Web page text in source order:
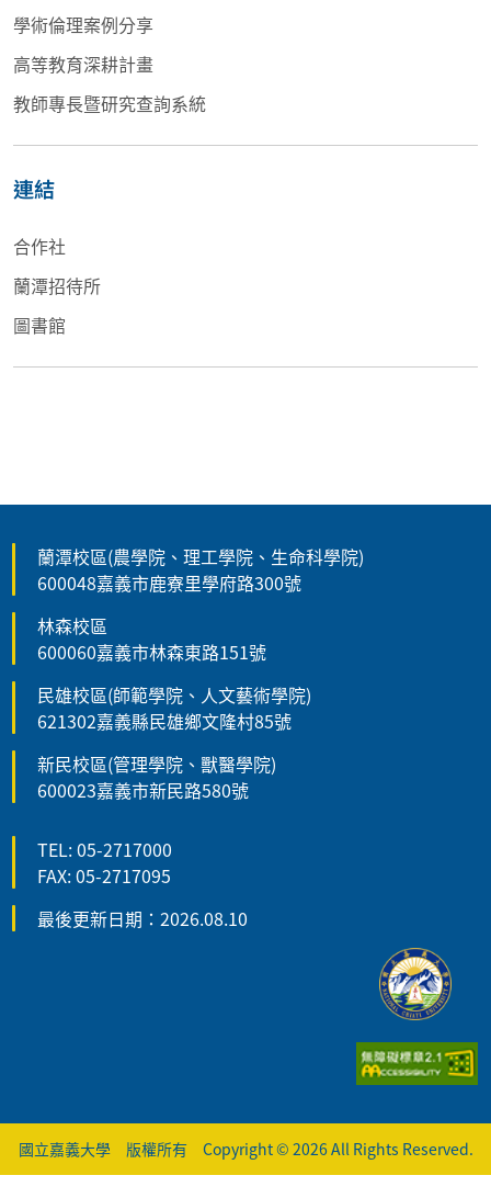
學術倫理案例分享
高等教育深耕計畫
教師專長暨研究查詢系統
連結
合作社
蘭潭招待所
圖書館
蘭潭校區(農學院、理工學院、生命科學院)
600048嘉義市鹿寮里學府路300號
林森校區
600060嘉義市林森東路151號
民雄校區(師範學院、人文藝術學院)
621302嘉義縣民雄鄉文隆村85號
新民校區(管理學院、獸醫學院)
600023嘉義市新民路580號
TEL: 05-2717000
FAX: 05-2717095
最後更新日期：2026.08.10
國立嘉義大學 版權所有 Copyright © 2026 All Rights Reserved.